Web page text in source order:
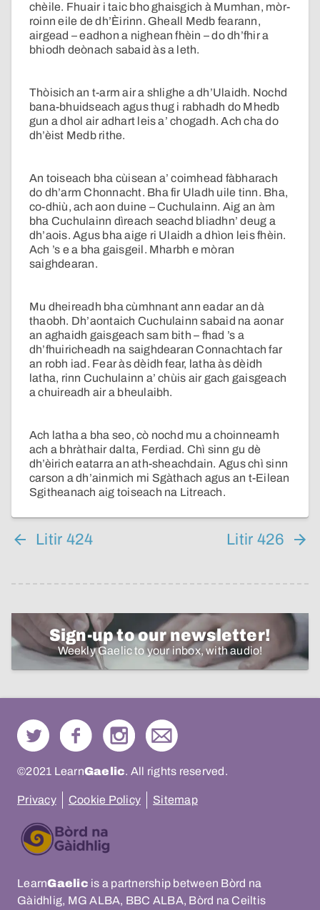
chèile. Fhuair i taic bho ghaisgich à Mumhan, mòr-
roinn eile de dh’Èirinn. Gheall Medb fearann,
airgead – eadhon a nighean fhèin – do dh’fhir a
bhiodh deònach sabaid às a leth.
Thòisich an t-arm air a shlighe a dh’Ulaidh. Nochd
bana-bhuidseach agus thug i rabhadh do Mhedb
gun a dhol air adhart leis a’ chogadh. Ach cha do
dh’èist Medb rithe.
An toiseach bha cùisean a’ coimhead fàbharach
do dh’arm Chonnacht. Bha fir Uladh uile tinn. Bha,
co-dhiù, ach aon duine – Cuchulainn. Aig an àm
bha Cuchulainn dìreach seachd bliadhn’ deug a
dh’aois. Agus bha aige ri Ulaidh a dhìon leis fhèin.
Ach ’s e a bha gaisgeil. Mharbh e mòran
saighdearan.
Mu dheireadh bha cùmhnant ann eadar an dà
thaobh. Dh’aontaich Cuchulainn sabaid na aonar
an aghaidh gaisgeach sam bith – fhad ’s a
dh’fhuiricheadh na saighdearan Connachtach far
an robh iad. Fear às dèidh fear, latha às dèidh
latha, rinn Cuchulainn a’ chùis air gach gaisgeach
a chuireadh air a bheulaibh.
Ach latha a bha seo, cò nochd mu a choinneamh
ach a bhràthair dalta, Ferdiad. Chì sinn gu dè
dh’èirich eatarra an ath-sheachdain. Agus chì sinn
carson a dh’ainmich mi Sgàthach agus an t-Eilean
Sgitheanach aig toiseach na Litreach.
Litir 424 Litir 426
Sign-up to our newsletter!
Weekly Gaelic to your inbox, with audio!
©2021 LearnGaelic. All rights reserved.
Privacy Cookie Policy Sitemap
LearnGaelic is a partnership between Bòrd na
Gàidhlig, MG ALBA, BBC ALBA, Bòrd na Ceiltis